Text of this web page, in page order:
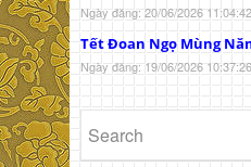
Ngày đăng: 20/06/2026
Tết Đoan Ngọ Mùng
Ngày đăng: 19/06/2026